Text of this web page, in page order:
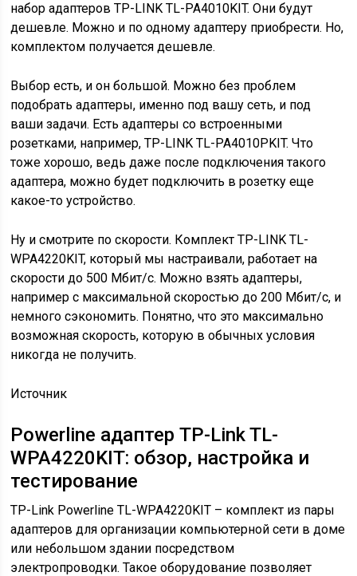
набор адаптеров TP-LINK TL-PA4010KIT. Они будут
дешевле. Можно и по одному адаптеру приобрести. Но,
комплектом получается дешевле.
Выбор есть, и он большой. Можно без проблем
подобрать адаптеры, именно под вашу сеть, и под
ваши задачи. Есть адаптеры со встроенными
розетками, например, TP-LINK TL-PA4010PKIT. Что
тоже хорошо, ведь даже после подключения такого
адаптера, можно будет подключить в розетку еще
какое-то устройство.
Ну и смотрите по скорости. Комплект TP-LINK TL-
WPA4220KIT, который мы настраивали, работает на
скорости до 500 Мбит/с. Можно взять адаптеры,
например с максимальной скоростью до 200 Мбит/с, и
немного сэкономить. Понятно, что это максимально
возможная скорость, которую в обычных условия
никогда не получить.
Источник
Powerline адаптер TP-Link TL-
WPA4220KIT: обзор, настройка и
тестирование
TP-Link Powerline TL-WPA4220KIT – комплект из пары
адаптеров для организации компьютерной сети в доме
или небольшом здании посредством
электропроводки. Такое оборудование позволяет